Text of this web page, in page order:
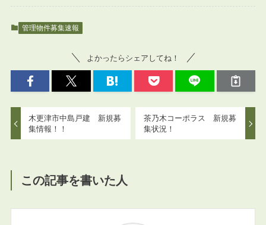
管理物件募集速報
よかったらシェアしてね！
木更津市中島戸建 新規募
集情報！！
茶乃木コーポラス 新規募
集状況！
この記事を書いた人